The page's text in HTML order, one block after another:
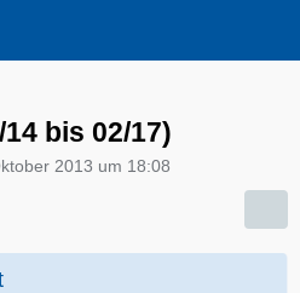
bis 02/17)
2013 um 18:08